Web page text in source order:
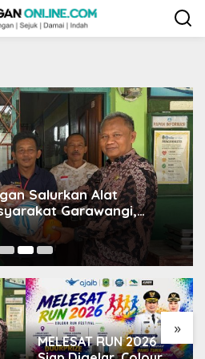
Salurkan Alat
Garawangi,
Muda
»
MELESAT RUN 2026